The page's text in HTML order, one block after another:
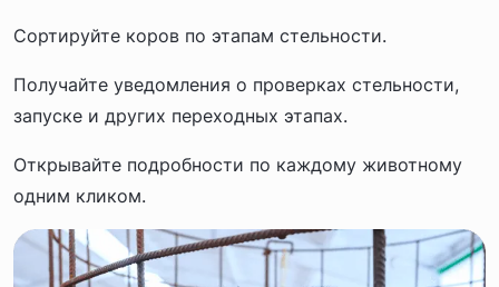
Сортируйте коров по этапам стельности.
Получайте уведомления о проверках стельности,
запуске и других переходных этапах.
Открывайте подробности по каждому животному
одним кликом.